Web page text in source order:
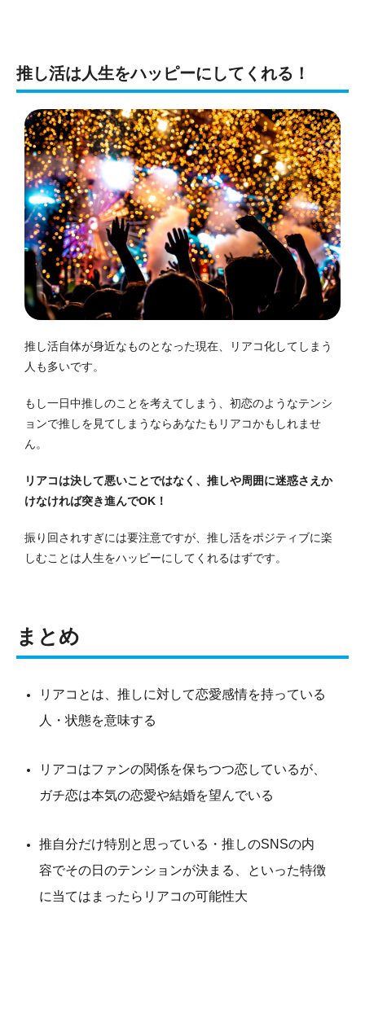
推し活は人生をハッピーにしてくれる！
推し活自体が身近なものとなった現在、リアコ化してしまう
人も多いです。
もし一日中推しのことを考えてしまう、初恋のようなテンシ
ョンで推しを見てしまうならあなたもリアコかもしれませ
ん。
リアコは決して悪いことではなく、推しや周囲に迷惑さえか
けなければ突き進んでOK！
振り回されすぎには要注意ですが、推し活をポジティブに楽
しむことは人生をハッピーにしてくれるはずです。
まとめ
リアコとは、推しに対して恋愛感情を持っている
人・状態を意味する
リアコはファンの関係を保ちつつ恋しているが、
ガチ恋は本気の恋愛や結婚を望んでいる
推自分だけ特別と思っている・推しのSNSの内
容でその日のテンションが決まる、といった特徴
に当てはまったらリアコの可能性大